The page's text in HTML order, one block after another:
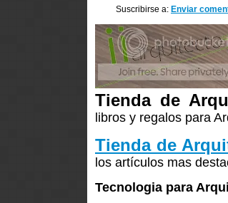
Suscribirse a: Enviar
Tienda de
libros y regalos para
Tienda de
los artículos mas
Tecnologia para